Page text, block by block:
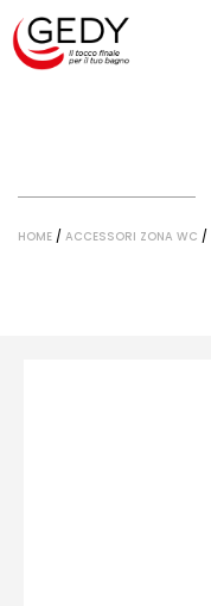
HOME / ACCESSORI ZONA WC /